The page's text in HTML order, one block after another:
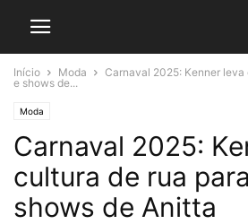
Início Moda
Carnaval 2025: Kenner
e shows de...
Moda
Carnaval 2025:
cultura de rua
shows de Anitta